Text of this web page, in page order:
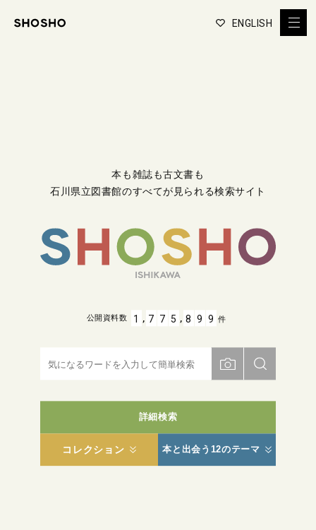
ENGLISH
本も雑誌も古文書も
石川県立図書館のすべてが見られる検索サイト
詳細検索
コレクション 本と出会う12のテーマ
公開資料数 1 , 7 7 5 , 8 9 9 件